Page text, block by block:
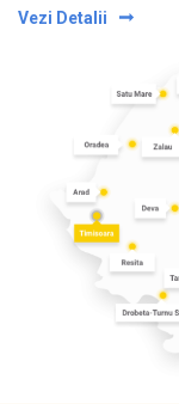
Vezi Detalii